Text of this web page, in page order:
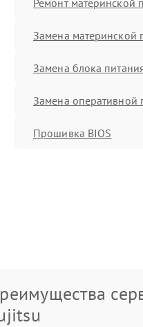
Замена материнской
Замена блока
Замена оперативной
Прошивка BIOS